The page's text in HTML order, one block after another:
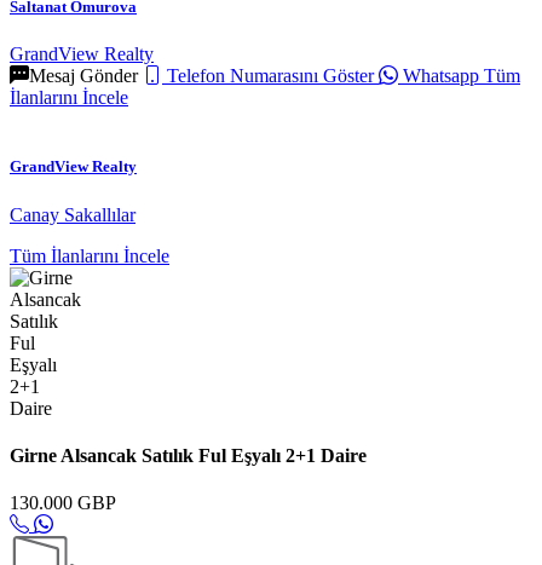
Saltanat Omurova
GrandView Realty
Mesaj Gönder
Telefon Numarasını Göster Whatsapp Tüm
İlanlarını İncele
GrandView Realty
Canay Sakallılar
Tüm İlanlarını İncele
Girne Alsancak Satılık Ful Eşyalı 2+1 Daire
130.000 GBP